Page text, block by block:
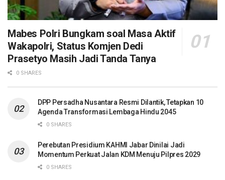
Mabes Polri Bungkam soal Masa Aktif
Wakapolri, Status Komjen Dedi
Prasetyo Masih Jadi Tanda Tanya
0 SHARES
DPP Persadha Nusantara Resmi Dilantik, Tetapkan 10
Agenda Transformasi Lembaga Hindu 2045
0 SHARES
Perebutan Presidium KAHMI Jabar Dinilai Jadi
Momentum Perkuat Jalan KDM Menuju Pilpres 2029
0 SHARES